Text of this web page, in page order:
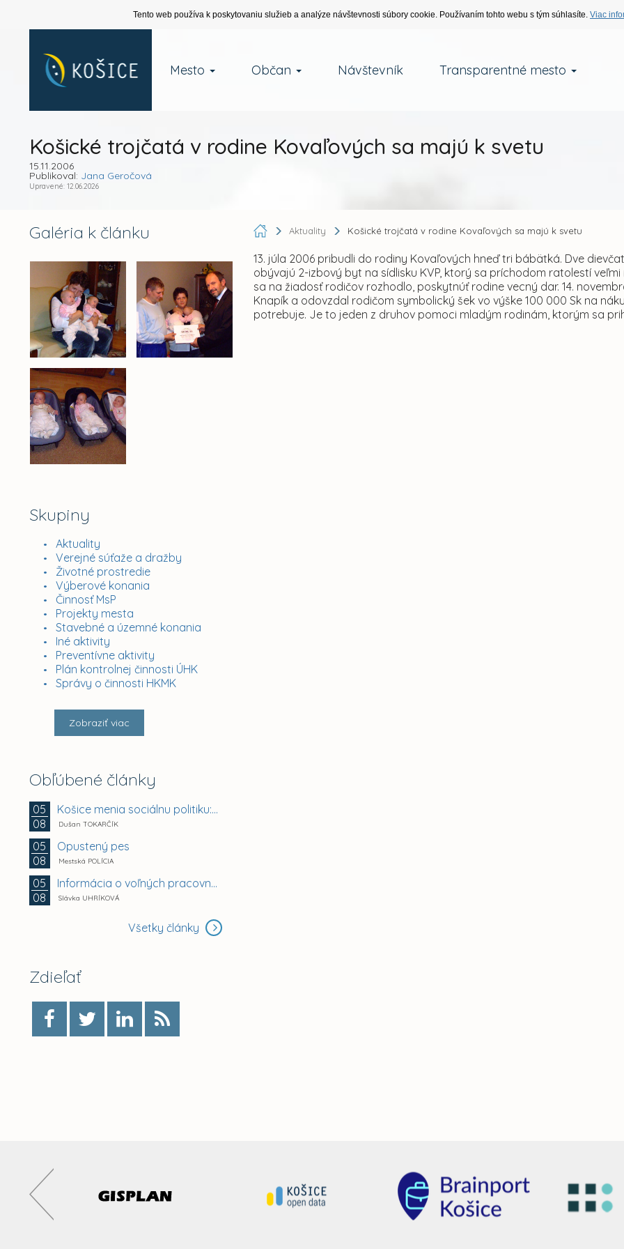
Tento web používa k poskytovaniu služieb a analýze návštevnosti súbory cookie. Používaním tohto webu s tým súhlasíte. Viac
Mesto Občan Návštevník Transparentné mesto
Košické trojčatá v rodine Kovaľových sa majú k svetu
15.11.2006
Publikoval: Jana Geročová
Upravené: 12.06.2026
Galéria k článku
Skupiny
Aktuality
Verejné súťaže a dražby
Životné prostredie
Výberové konania
Činnosť MsP
Projekty mesta
Stavebné a územné konania
Iné aktivity
Preventívne aktivity
Plán kontrolnej činnosti ÚHK
Správy o činnosti HKMK
Zobraziť viac
Obľúbené články
05
08
Košice menia sociálnu politiku: chránia mestské byty...
Dušan TOKARČÍK
05
08
Opustený pes
Mestská POLÍCIA
05
08
Informácia o voľných pracovných miestach -...
Slávka UHRÍKOVÁ
Všetky články
Zdieľať
Aktuality Košické trojčatá v rodine Kovaľových sa majú k svetu
13. júla 2006 pribudli do rodiny Kovaľových hneď tri bábätká. Dve
obývajú 2-izbový byt na sídlisku KVP, ktorý sa príchodom ratolestí
sa na žiadosť rodičov rozhodlo, poskytnúť rodine vecný dar. 14.
Knapík a odovzdal rodičom symbolický šek vo výške 100 000 Sk na
potrebuje. Je to jeden z druhov pomoci mladým rodinám, ktorým sa